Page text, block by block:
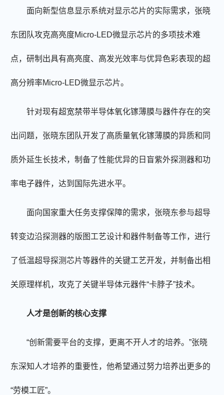
面向新型信息显示系统对显示芯片的实际需求，张晓
东团队攻克高亮度Micro-LED微显示芯片的多项技术难
点，研制出具有高亮度、高发光效率与优异色彩表现的超
高分辨率Micro-LED微显示芯片。
针对现有超宽禁带半导体氧化镓薄膜与器件存在的突
出问题，张晓东团队开发了高质量氧化镓薄膜的异质和同
质外延生长技术，制备了性能优异的日盲紫外探测器和功
率电子器件，达到国际先进水平。
面向国家重大任务支撑保障的需求，张晓东参与超导
转变边沿探测器的版图工艺设计和器件制备等工作，进行
了低温超导探测芯片等器件的关键工艺开发，并制备出相
关原理样机，攻克了关键半导体元器件“卡脖子”技术。
人才是创新的核心支撑
“创新需要平台的支撑，更离不开人才的培养。”张晓
东深知人才培养的重要性，他希望通过努力培养出更多的
“劳模工匠”。